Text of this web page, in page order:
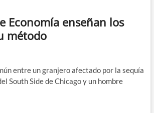
Economía enseñan los
método
entre un granjero afectado por la sequía
South Side de Chicago y un hombre